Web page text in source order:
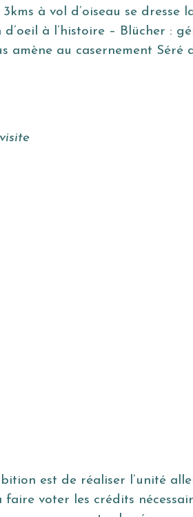
à vol d’oiseau se dresse
à l’histoire – Blücher :
au casernement Séré
est de réaliser l’unité
voter les crédits